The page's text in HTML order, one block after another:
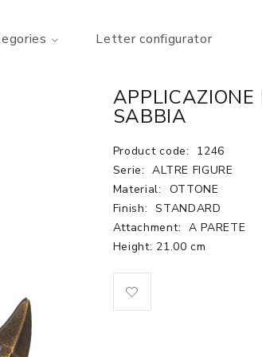
Letter configurator
SABBIA
Product code:
1246
Serie:
ALTRE FIGURE
Material:
OTTONE
Finish: STANDARD
Attachment: A PARETE
Height: 21.00 cm